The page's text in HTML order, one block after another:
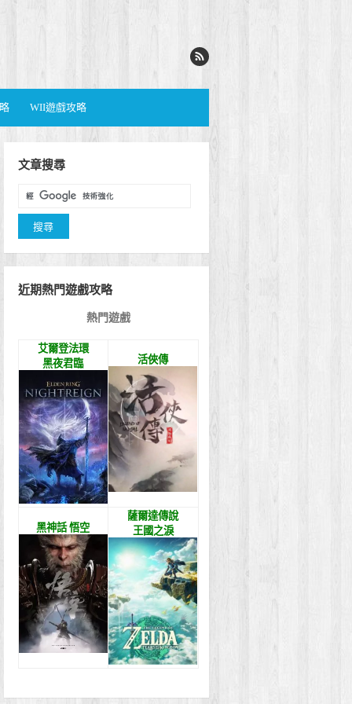
WII遊戲攻略
文章搜尋
近期熱門遊戲攻略
熱門遊戲
艾爾登法環
黑夜君臨
活俠傳
黑神話 悟空
薩爾達傳說
王國之淚